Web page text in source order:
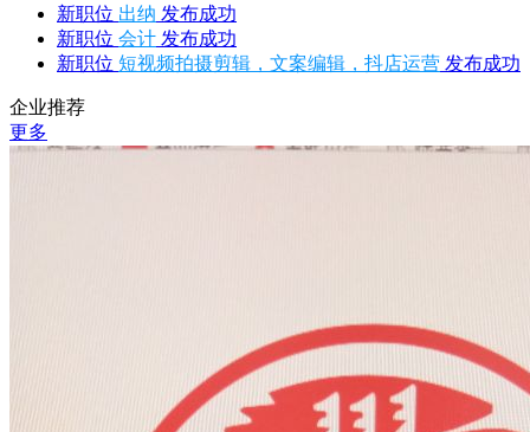
新职位 出纳 发布成功
新职位 会计 发布成功
新职位 短视频拍摄剪辑，文案编辑，抖店运营 发布成功
企业推荐
更多